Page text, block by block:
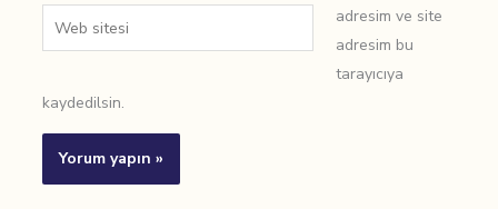
Web
sitesi
adresim ve site
adresim bu
tarayıcıya
kaydedilsin.